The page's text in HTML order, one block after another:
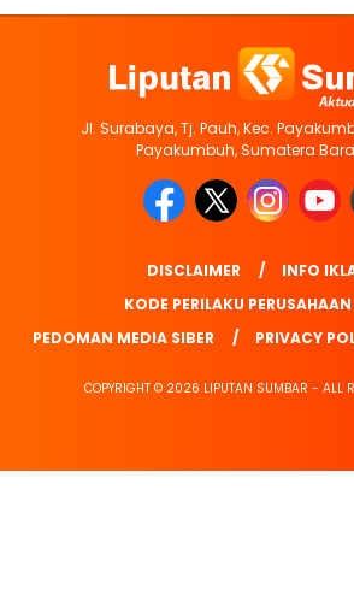
Jl. Surabaya, Tj. Pauh, Kec.
Payakumbuh, Sumatera
DISCLAIMER
INFO
KODE PERILAKU PERUSAHAAN
PEDOMAN MEDIA SIBER
PRIVACY
COPYRIGHT © 2026 LIPUTAN SUMBAR - ALL